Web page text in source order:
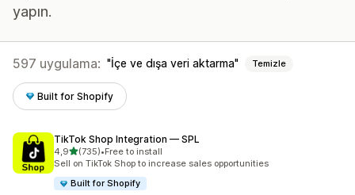
yapın.
597 uygulama: İçe ve dışa veri aktarma Temizle
Built for Shopify
TikTok Shop Integration — SPL
4,95 yıldız üzerinden
(735)
toplam 735 değerlendirme
•Free to install
Sell on TikTok Shop to increase sales opportunities
Built for Shopify